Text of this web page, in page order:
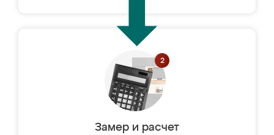
Замер и расчет